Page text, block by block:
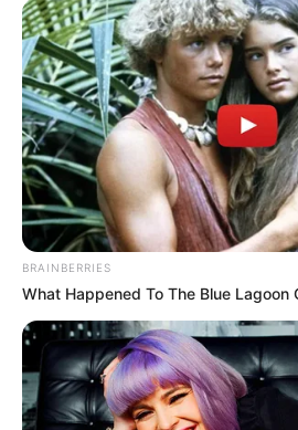
Les Meilleures cotes pour les plus
Football sont ici.
BRAINBERRIES
What Happened To The Blue Lagoon